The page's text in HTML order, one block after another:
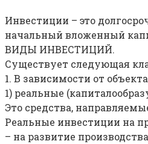
Инвестиции – это
начальный вложенный
ВИДЫ ИНВЕСТИЦИЙ.
Существует следующая
1. В зависимости от
1) реальные
Это средства,
Реальные инвестиции на
– на развитие